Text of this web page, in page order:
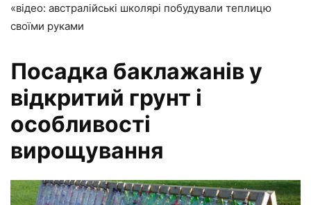
«відео: австралійські школярі побудували теплицю
своїми руками
Посадка баклажанів у
відкритий грунт і
особливості
вирощування